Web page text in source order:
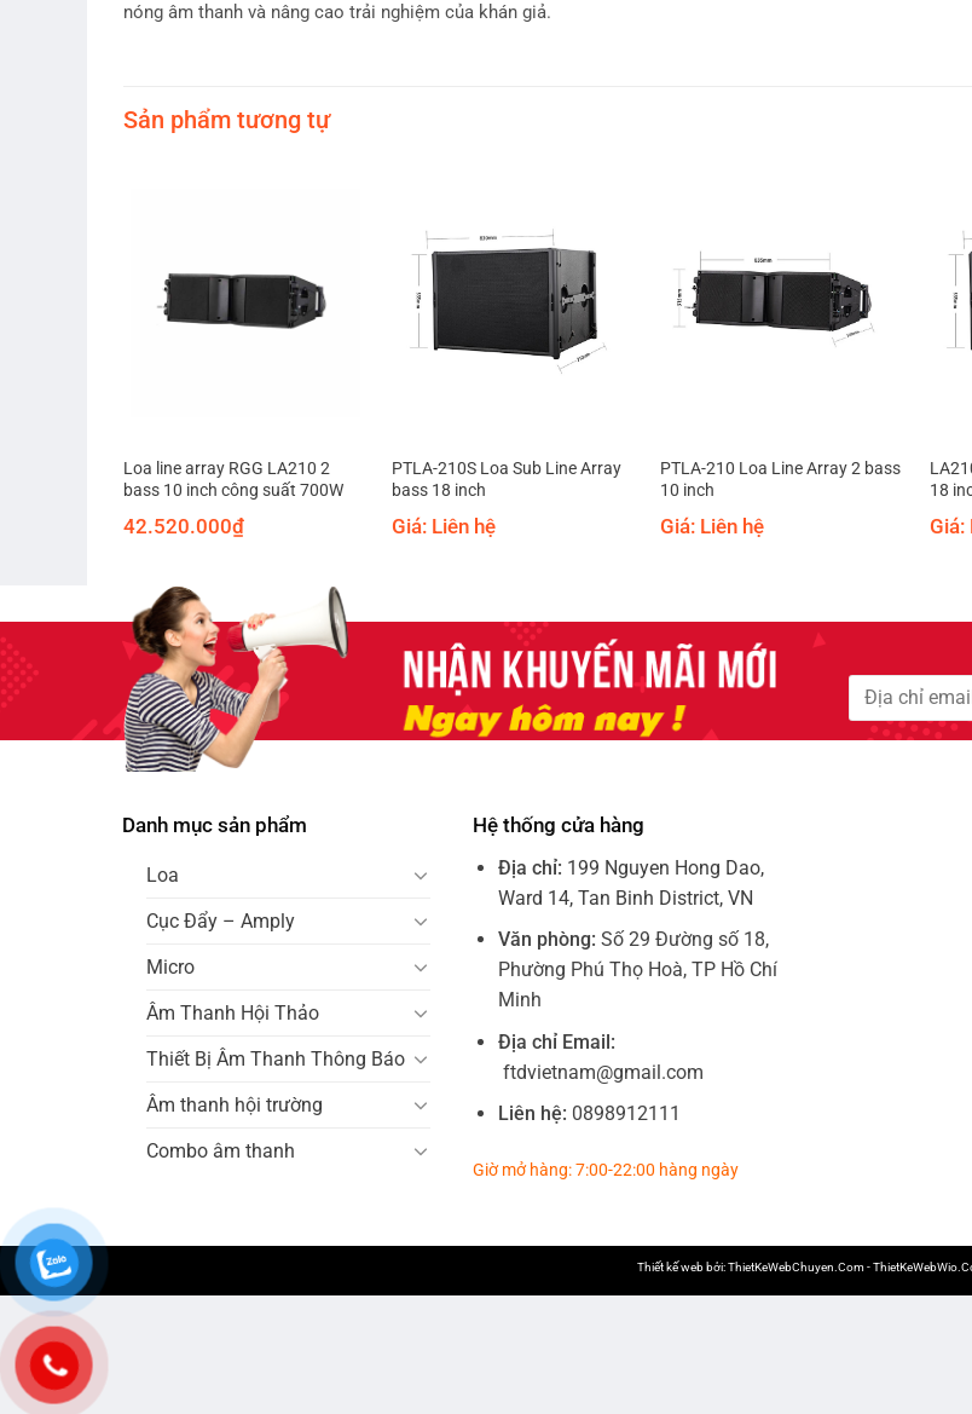
nóng âm thanh và nâng cao trải nghiệm của khán giả.
Sản phẩm tương tự
Loa line array RGG LA210 2
bass 10 inch công suất 700W
42.520.000₫
PTLA-210S Loa Sub Line Array
bass 18 inch
Giá: Liên hệ
PTLA-210 Loa Line Array 2 bass
10 inch
Giá: Liên hệ
18
Giá:
Danh mục sản phẩm
Loa
Cục Đẩy – Amply
Micro
Âm Thanh Hội Thảo
Thiết Bị Âm Thanh Thông Báo
Âm thanh hội trường
Combo âm thanh
Hệ thống cửa hàng
Địa chỉ: 199 Nguyen Hong Dao,
Ward 14, Tan Binh District, VN
Văn phòng: Số 29 Đường số 18,
Phường Phú Thọ Hoà, TP Hồ Chí
Minh
Địa chỉ Email:
ftdvietnam@gmail.com
Liên hệ: 0898912111
Giờ mở hàng: 7:00-22:00 hàng ngày
Thiết kế web bởi:ThietKeWebChuyen.Com-